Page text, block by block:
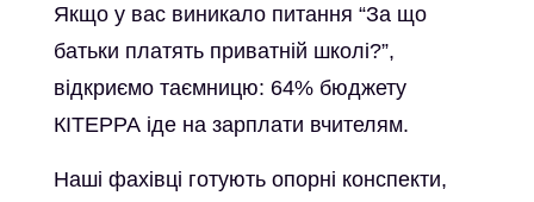
Якщо у вас виникало питання “За що
батьки платять приватній школі?”,
відкриємо таємницю: 64% бюджету
КІТЕРРА іде на зарплати вчителям.
Наші фахівці готують опорні конспекти,